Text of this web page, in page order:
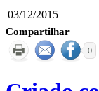
03/12/2015
Compartilhar
0